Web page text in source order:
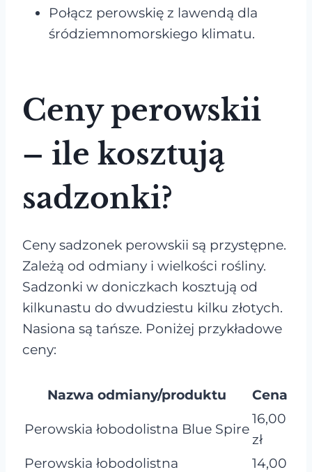
Połącz perowskię z lawendą dla
śródziemnomorskiego klimatu.
Ceny perowskii
– ile kosztują
sadzonki?
Ceny sadzonek perowskii są przystępne.
Zależą od odmiany i wielkości rośliny.
Sadzonki w doniczkach kosztują od
kilkunastu do dwudziestu kilku złotych.
Nasiona są tańsze. Poniżej przykładowe
ceny:
Nazwa odmiany/produktu Cena
Perowskia łobodolistna Blue Spire
16,00
zł
Perowskia łobodolistna
14,00